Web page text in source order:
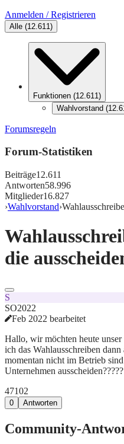
Anmelden / Registrieren
Alle (12.611)
Funktionen (12.611)
Wahlvorstand (
Forumsregeln
Forum-Statistiken
Beiträge12.611
Antworten58.996
Mitglieder16.827
›Wahlvorstand›
die
S
SO2022
Feb 2022 bearbeitet
Hallo, wir möchten heute unser
ich das Wahlausschreiben
momentan nicht im Betrieb
Unternehmen ausscheiden?????
47102
0 Antworten
Community-